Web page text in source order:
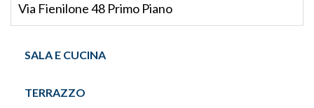
SALA E CUCINA
TERRAZZO
Via Fienilone 48 Primo Piano